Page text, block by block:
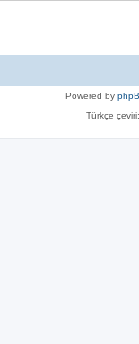
Powered by
Türkçe çeviri: